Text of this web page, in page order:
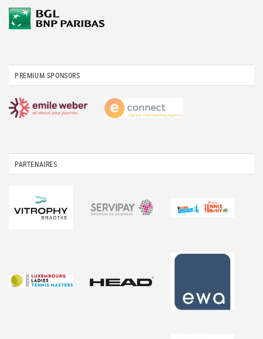
PREMIUM SPONSORS
PARTENAIRES